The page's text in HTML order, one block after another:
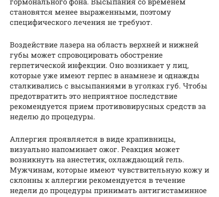
становятся менее выраженными, поэтому
специфического лечения не требуют.
Воздействие лазера на область верхней и нижней
губы может спровоцировать обострение
герпетической инфекции. Оно возникает у лиц,
которые уже имеют герпес в анамнезе и однажды
сталкивались с высыпаниями в уголках губ. Чтобы
предотвратить это неприятное последствие
рекомендуется прием противовирусных средств за
неделю до процедуры.
Аллергия проявляется в виде крапивницы,
визуально напоминает ожог. Реакция может
возникнуть на анестетик, охлаждающий гель.
Мужчинам, которые имеют чувствительную кожу и
склонны к аллергии рекомендуется в течение
недели до процедуры принимать антигистаминное